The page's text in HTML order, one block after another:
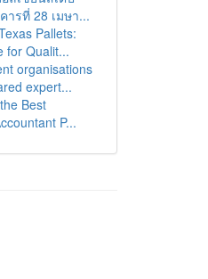
ารที่ 28 เมษา...
Pallets:
for Qualit...
organisations
expert...
Best
P...